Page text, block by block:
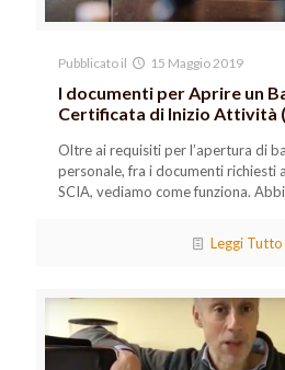
Pubblicato il 15 Maggio 2019
I documenti per Aprire un
Certificata di Inizio Attività
Oltre ai requisiti per l’apertura di
personale, fra i documenti richiesti
SCIA, vediamo come funziona.
Leggi Tutto